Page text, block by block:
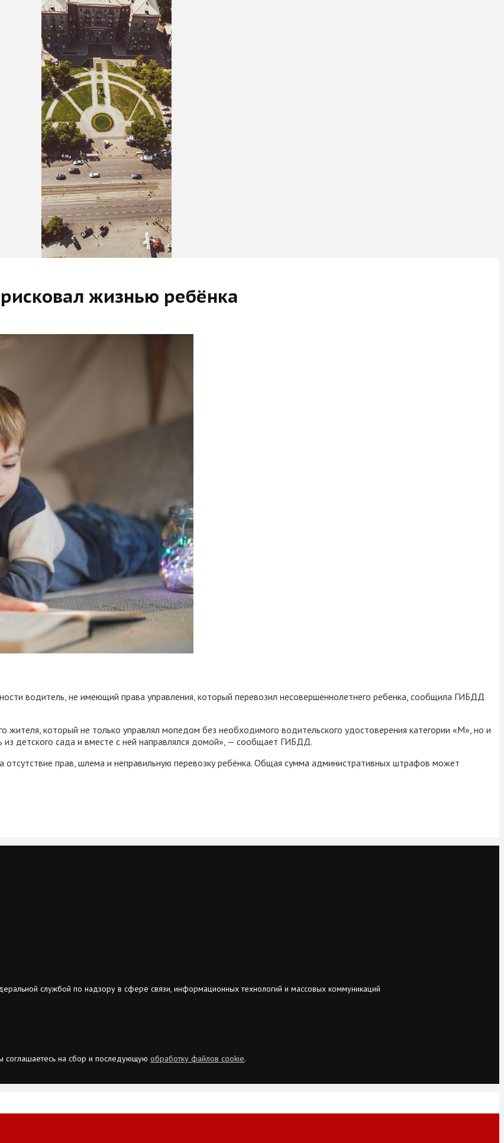
жизнью ребёнка
водитель, не имеющий права управления, который перевозил несовершеннолетнего ребенка, сообщила ГИБДД
жителя, который не только управлял мопедом без необходимого водительского удостоверения категории «М», но и
детского сада и вместе с ней направлялся домой», — сообщает ГИБДД.
прав, шлема и неправильную перевозку ребёнка. Общая сумма административных штрафов может
службой по надзору в сфере связи, информационных технологий и массовых коммуникаций
соглашаетесь на сбор и последующую обработку файлов cookie.